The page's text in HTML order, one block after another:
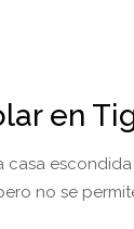
en
casa
no se